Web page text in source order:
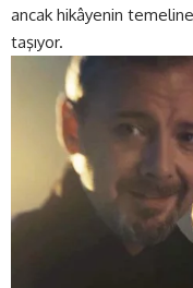
ancak hikâyenin
taşıyor.